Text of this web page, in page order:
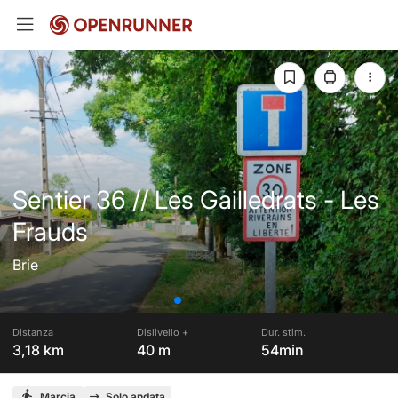
Sentier 36 // Les Gailledrats - Les
Frauds
Brie
Distanza
3,18 km
Dislivello +
40 m
Dur. stim.
54min